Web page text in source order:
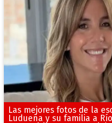
Las mejores fotos de la
Ludueña y su familia a